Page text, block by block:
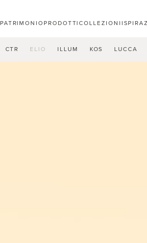
COLLEZIONI
PRODOTTI
PATRIMONIO
CTR ELIO ILLUM KOS LUCCA